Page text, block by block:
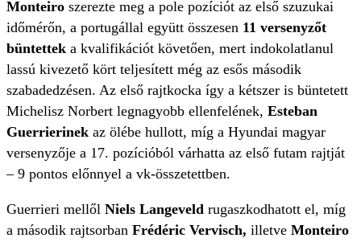
Monteiro szerezte meg a pole pozíciót az első szuzukai
időmérőn, a portugállal együtt összesen 11 versenyzőt
büntettek a kvalifikációt követően, mert indokolatlanul
lassú kivezető kört teljesített még az esős második
szabadedzésen. Az első rajtkocka így a kétszer is büntetett
Michelisz Norbert legnagyobb ellenfelének, Esteban
Guerrierinek az ölébe hullott, míg a Hyundai magyar
versenyzője a 17. pozícióból várhatta az első futam rajtját
– 9 pontos előnnyel a vk-összetettben.
Guerrieri mellől Niels Langeveld rugaszkodhatott el, míg
a második rajtsorban Frédéric Vervisch, illetve Monteiro